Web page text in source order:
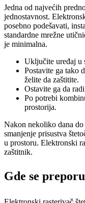
Jedna od najvećih
jednostavnost.
posebno podešavati,
standardne mrežne
je minimalna.
Uključite uređaj u
Postavite ga tako
želite da zaštitite.
Ostavite ga da
Po potrebi
prostorija.
Nakon nekoliko dana
smanjenje prisustva
u prostoru. Elektronski
zaštitnik.
Gde se